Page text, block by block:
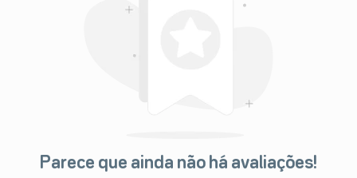
Parece que ainda não há avaliações!